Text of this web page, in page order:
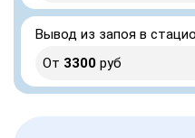
Вывод из запоя в
От 3300 руб